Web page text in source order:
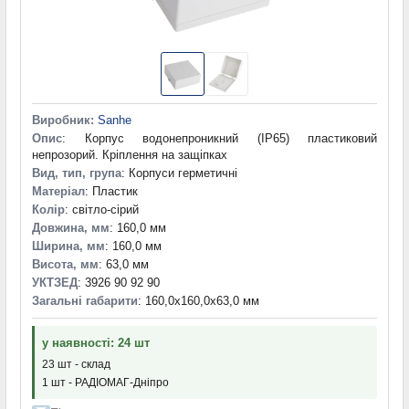
(1)
(1)
(2)
147,0x92,0x36,0 мм
147,0x92,0x52,0 мм(1)
147,4x92,4x36,0 мм(2)
147,4x92,4x50,0 мм
148,0x148,0x39,0 мм
148,0x92,0x36,0 мм(1)
148,0x92,0x52,0 мм(1)
148,0x92,0x68,0 мм
149,0x100,0x35,6 мм
149,0x121,0x60,0 мм
(1)
149,3x129,6x50 мм
149,5x79,7x33,0 мм
150,0x100,0x50,0 мм
Виробник: Sanhe
Опис: Корпус водонепроникний (IP65) пластиковий
непрозорий. Кріплення на защіпках
Вид, тип, група: Корпуси герметичні
Матеріал: Пластик
Колір: світло-сірий
Довжина, мм: 160,0 мм
Ширина, мм: 160,0 мм
Висота, мм: 63,0 мм
УКТЗЕД: 3926 90 92 90
Загальні габарити: 160,0x160,0x63,0 мм
у наявності: 24 шт
23 шт - склад
1 шт - РАДІОМАГ-Дніпро